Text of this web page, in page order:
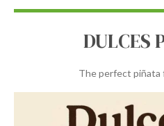
DULCES
The perfect piñata